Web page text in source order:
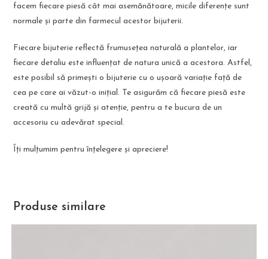
facem fiecare piesă cât mai asemănătoare, micile diferențe sunt
normale și parte din farmecul acestor bijuterii.
Fiecare bijuterie reflectă frumusețea naturală a plantelor, iar
fiecare detaliu este influențat de natura unică a acestora. Astfel,
este posibil să primești o bijuterie cu o ușoară variație față de
cea pe care ai văzut-o inițial. Te asigurăm că fiecare piesă este
creată cu multă grijă și atenție, pentru a te bucura de un
accesoriu cu adevărat special.
Îți mulțumim pentru înțelegere și apreciere!
Produse similare